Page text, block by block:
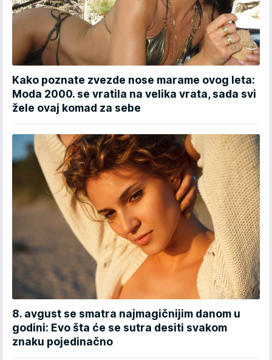
Kako poznate zvezde nose marame ovog leta:
Moda 2000. se vratila na velika vrata, sada svi
žele ovaj komad za sebe
8. avgust se smatra najmagičnijim danom u
godini: Evo šta će se sutra desiti svakom
znaku pojedinačno